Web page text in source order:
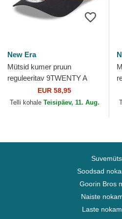
New Era
Mütsid kumer pruun
reguleeritav 9TWENTY A
Frame Wool Pinstripe Atlanta
Braves MLB New Era
EUR 58,95
Telli kohale Teisipäev, 11. Aug.
Soodsad
Goorin Bros
Naiste
Laste